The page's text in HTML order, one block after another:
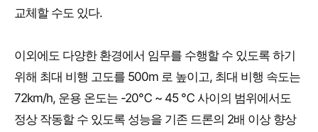
교체할 수도 있다.
이외에도 다양한 환경에서 임무를 수행할 수 있도록 하기
위해 최대 비행 고도를 500m 로 높이고, 최대 비행 속도는
72km/h, 운용 온도는 -20℃ ~ 45 ℃ 사이의 범위에서도
정상 작동할 수 있도록 성능을 기존 드론의 2배 이상 향상